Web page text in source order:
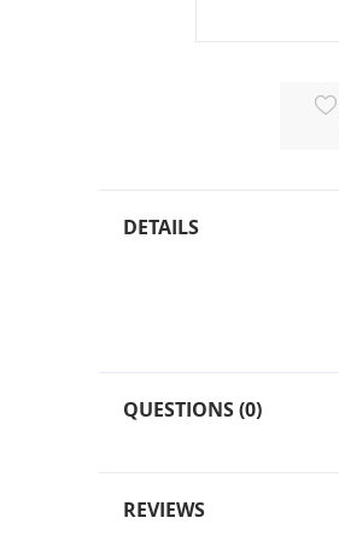
afbeeldingen-
gallerij
DETAILS
QUESTIONS (0)
REVIEWS